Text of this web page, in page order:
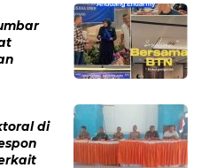
di